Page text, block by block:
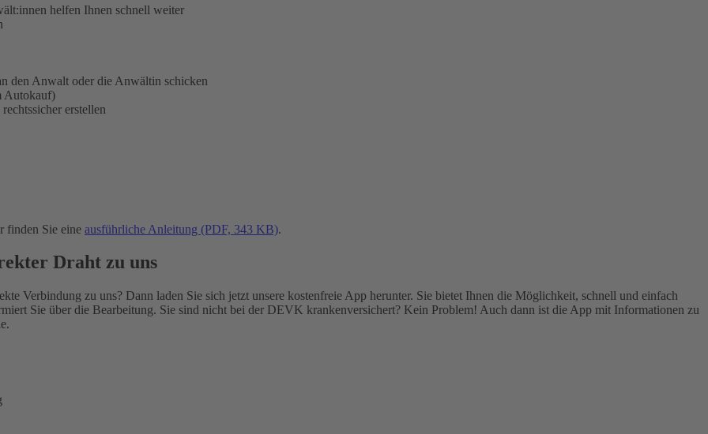
helfen Ihnen schnell weiter
den Anwalt oder die Anwältin schicken
Autokauf)
erstellen
finden Sie eine ausführliche Anleitung (PDF, 343 KB).
Draht zu uns
Verbindung zu uns? Dann laden Sie sich jetzt unsere kostenfreie App herunter. Sie bietet Ihnen die Möglichkeit, schnell und einfach
Sie über die Bearbeitung. Sie sind nicht bei der DEVK krankenversichert? Kein Problem! Auch dann ist die App mit Informationen zu